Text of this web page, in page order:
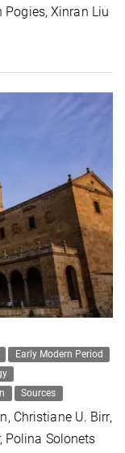
Pogies, Xinran Liu
Early Modern Period
Sources
Christiane U. Birr,
Polina Solonets